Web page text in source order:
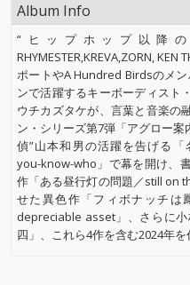
Album Info
“ヒップホップ以降
RHYMESTER,KREVA,ZORN,
ポートやA Hundred Birdsのメ
ンで活躍するキーボーディスト
ウチカズタケが、言葉と音楽の
ン・シリーズ第7弾「アグロー案
偵”山本和男の活躍を告げる
you-know-who」で幕を開け、
作「ある昼行灯の問題／still on
せた異色作「フィボナッチは
depreciable asset」、さらに
四」、これら4作を含む2024年を